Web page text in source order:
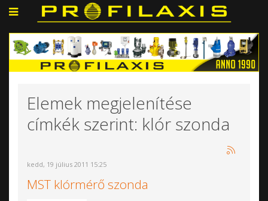
Elemek megjelenítése
címkék szerint: klór szonda
kedd, 19 július 2011 15:25
MST klórmérő szonda